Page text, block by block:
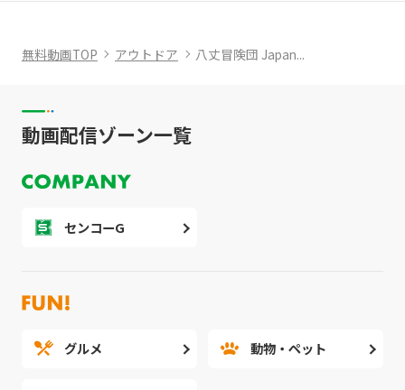
無料動画TOP アウトドア 八丈冒険団 Japan...
動画配信ゾーン一覧
センコーG
グルメ 動物・ペット